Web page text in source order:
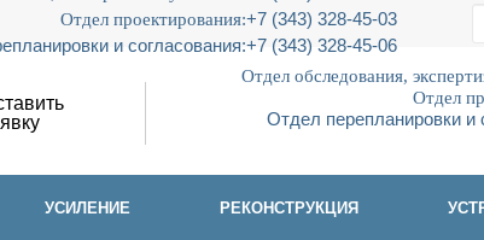
Отдел обследования,
Отдел
Отдел перепланировки и
Отдел проектирования:+7 (343) 328-45-03
и согласования:+7 (343) 328-45-06
УСИЛЕНИЕ РЕКОНСТРУКЦИЯ